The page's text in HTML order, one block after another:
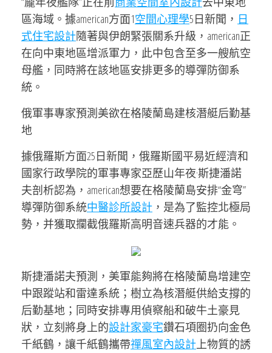
區海域。據american方面1空間心理學5日新聞， 日
式住宅設計隨著與伊朗緊張關系升級，american正
在向中東地區增派軍力，此中包含至多一艘航空
母艦，同時將在該地區安排更多的導彈防御系
統。
俄軍事專家預測美欲在格陵蘭島建核潛艇后勤基
地
據俄羅斯方面25日新聞，俄羅斯國平易近經濟和
國家行政學院的軍事專家亞歷山年夜·斯捷潘諾
夫剖析認為，american想要在格陵蘭島安排“金穹”
導彈防御系統中醫診所設計 ，是為了監控北極局
勢，并獲取攔截俄羅斯高明音速兵器的才能。
斯捷潘諾夫預測，美軍能夠將在格陵蘭島增建空
中跟蹤站和雷達系統；樹立為核潛艇供給支撐的
后勤基地；同時安排專用偵察船和破牛土豪見
狀，立刻將身上的設計家豪宅鑽石項圈扔向金色
千紙鶴，讓千紙鶴攜帶禪風室內設計上物質的誘